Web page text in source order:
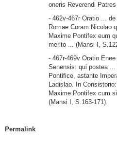
oneris Reverendi
- 462v-467r Oratio ...
Romae Coram Nicolao
Maxime Pontifex eum
merito ... (Mansi I,
- 467r-469v Oratio
Senensis: qui postea
Pontifice, astante
Ladislao. In
Maxime Pontifex cum
(Mansi I, S.163-171).
Permalink